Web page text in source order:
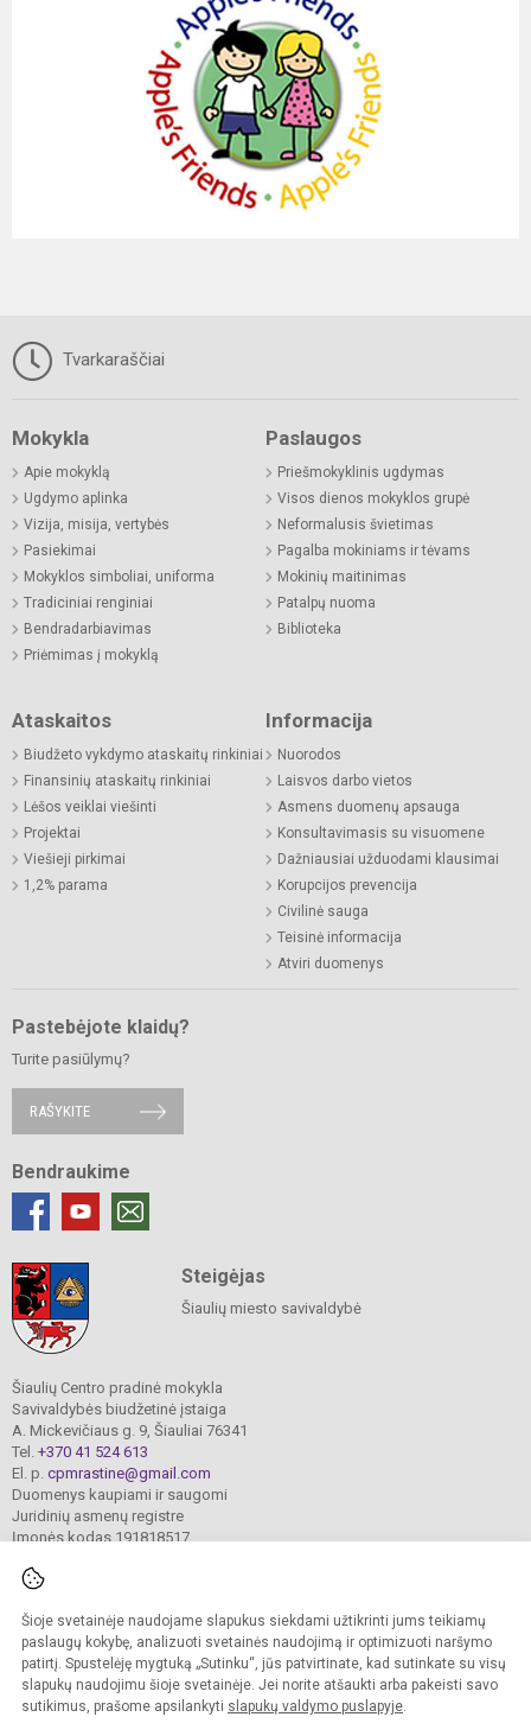
Šioje svetainėje naudojame slapukus siekdami užtikrinti jums teikiamų
paslaugų kokybę, analizuoti svetainės naudojimą ir optimizuoti naršymo
patirtį. Spustelėję mygtuką „Sutinku“, jūs patvirtinate, kad sutinkate su visų
slapukų naudojimu šioje svetainėje. Jei norite atšaukti arba pakeisti savo
sutikimus, prašome apsilankyti slapukų valdymo puslapyje.
Tvarkaraščiai
Mokykla
Apie mokyklą
Ugdymo aplinka
Vizija, misija, vertybės
Pasiekimai
Mokyklos simboliai, uniforma
Tradiciniai renginiai
Bendradarbiavimas
Priėmimas į mokyklą
Paslaugos
Priešmokyklinis ugdymas
Visos dienos mokyklos grupė
Neformalusis švietimas
Pagalba mokiniams ir tėvams
Mokinių maitinimas
Patalpų nuoma
Biblioteka
Ataskaitos
Biudžeto vykdymo ataskaitų rinkiniai
Finansinių ataskaitų rinkiniai
Lėšos veiklai viešinti
Projektai
Viešieji pirkimai
1,2% parama
Informacija
Nuorodos
Laisvos darbo vietos
Asmens duomenų apsauga
Konsultavimasis su visuomene
Dažniausiai užduodami klausimai
Korupcijos prevencija
Civilinė sauga
Teisinė informacija
Atviri duomenys
Pastebėjote klaidų?
Turite pasiūlymų?
RAŠYKITE
Bendraukime
Steigėjas
Šiaulių miesto savivaldybė
Šiaulių Centro pradinė mokykla
Savivaldybės biudžetinė įstaiga
A. Mickevičiaus g. 9, Šiauliai 76341
Tel. +370 41 524 613
El. p. cpmrastine@gmail.com
Duomenys kaupiami ir saugomi
Juridinių asmenų registre
Įmonės kodas 191818517
© 2024. Šiaulių Centro pradinė mokykla. Visos teisės saugomos.
Kopijuoti turinį be raštiško įstaigos administracijos sutikimo griežtai draudžiama.
Prieinamumo paraiška Slapukų valdymas
Sumanus būdas atnaujinti